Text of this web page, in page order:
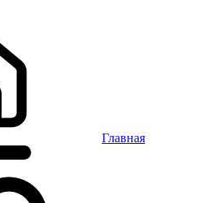
Главная